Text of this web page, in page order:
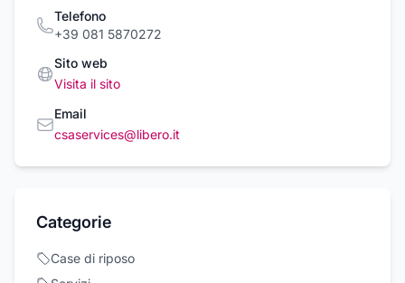
Telefono
+39 081 5870272
Sito web
Visita il sito
Email
csaservices@libero.it
Categorie
Case di riposo